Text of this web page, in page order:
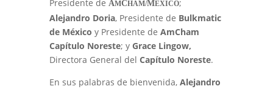
Presidente de AMCHAM/MEXICO;
Alejandro Doria, Presidente de Bulkmatic
de México y Presidente de AmCham
Capítulo Noreste; y Grace Lingow,
Directora General del Capítulo Noreste.
En sus palabras de bienvenida, Alejandro